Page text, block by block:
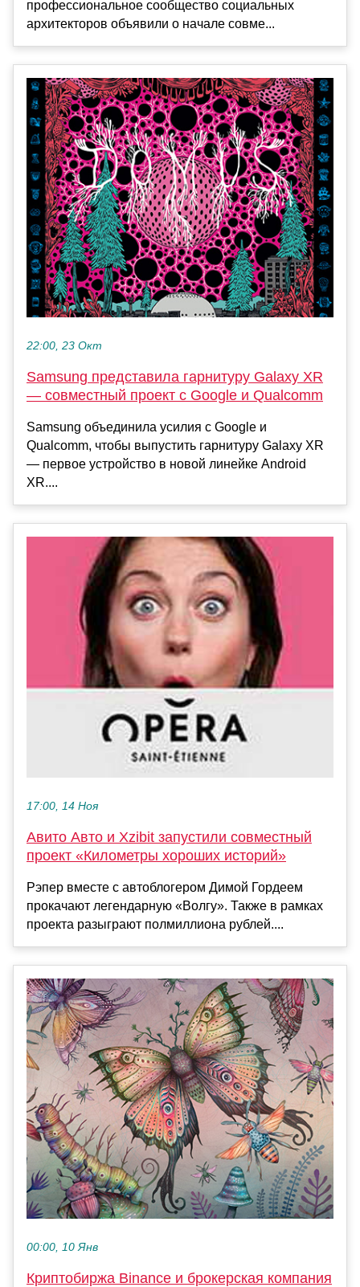
профессиональное сообщество социальных
архитекторов объявили о начале совме...
22:00, 23 Окт
Samsung представила гарнитуру Galaxy XR
— совместный проект с Google и Qualcomm
Samsung объединила усилия с Google и
Qualcomm, чтобы выпустить гарнитуру Galaxy XR
— первое устройство в новой линейке Android
XR....
17:00, 14 Ноя
Авито Авто и Xzibit запустили совместный
проект «Километры хороших историй»
Рэпер вместе с автоблогером Димой Гордеем
прокачают легендарную «Волгу». Также в рамках
проекта разыграют полмиллиона рублей....
00:00, 10 Янв
Криптобиржа Binance и брокерская компания